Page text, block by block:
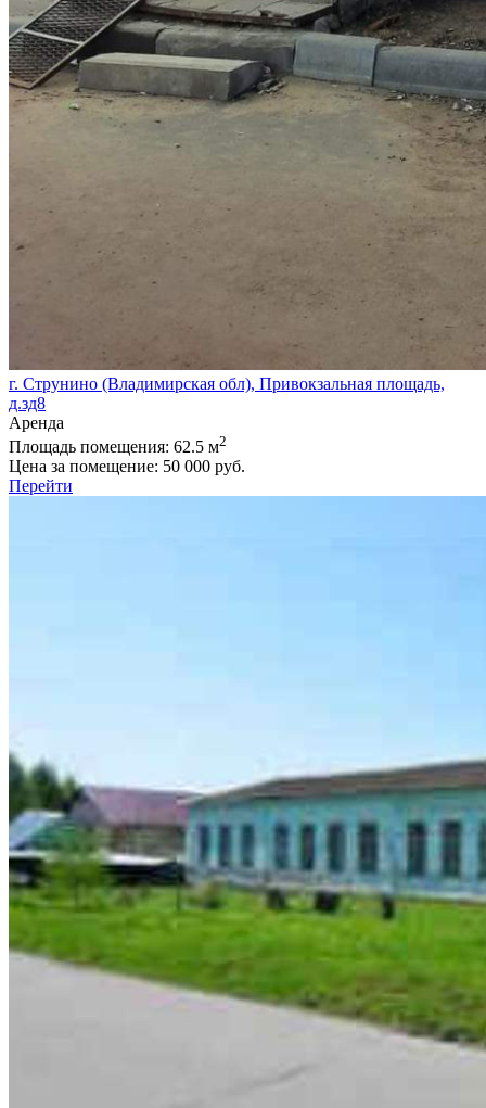
г. Струнино (Владимирская обл), Привокзальная площадь,
д.зд8
Аренда
Площадь помещения: 62.5 м2
Цена за помещение: 50 000 руб.
Перейти